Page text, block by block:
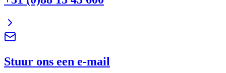
Stuur ons een e-mail